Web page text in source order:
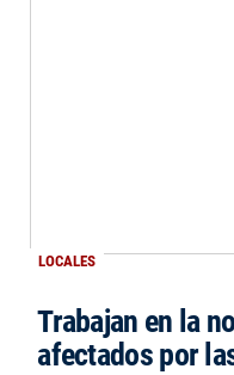
LOCALES
Trabajan en la
afectados por